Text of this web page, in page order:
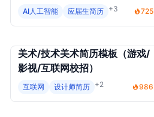
招）
AI人工智能 应届生简历 +3 725
美术/技术美术简历模板（游戏/
影视/互联网校招）
互联网 设计师简历 +2 986